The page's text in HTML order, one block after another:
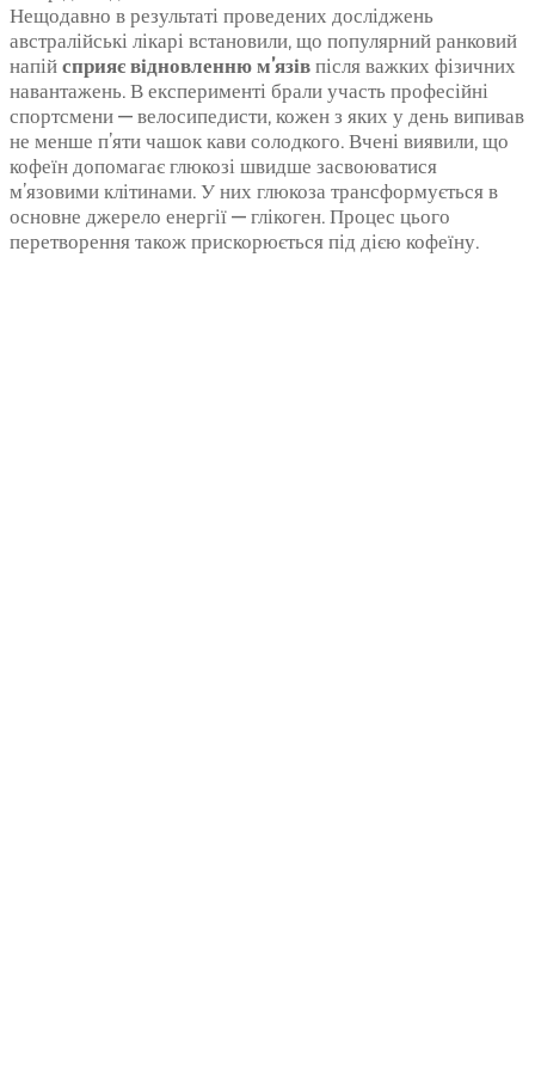
Нещодавно в результаті проведених досліджень
австралійські лікарі встановили, що популярний ранковий
напій сприяє відновленню м’язів після важких фізичних
навантажень. В експерименті брали участь професійні
спортсмени — велосипедисти, кожен з яких у день випивав
не менше п’яти чашок кави солодкого. Вчені виявили, що
кофеїн допомагає глюкозі швидше засвоюватися
м’язовими клітинами. У них глюкоза трансформується в
основне джерело енергії — глікоген. Процес цього
перетворення також прискорюється під дією кофеїну.